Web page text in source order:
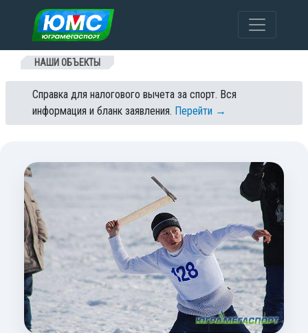
Перейти к содержанию
НАШИ ОБЪЕКТЫ
Справка для налогового вычета за спорт. Вся
информация и бланк заявления. Перейти →